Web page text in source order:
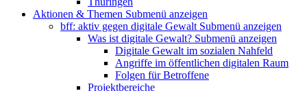
Aktionen & Themen Submenü anzeigen
bff: aktiv gegen digitale Gewalt Submenü anzeigen
Was ist digitale Gewalt? Submenü anzeigen
Digitale Gewalt im sozialen Nahfeld
Angriffe im öffentlichen digitalen Raum
Folgen für Betroffene
Projektbereiche